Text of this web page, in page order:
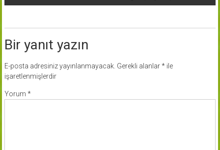
Bir yanıt yazın
E-posta adresiniz yayınlanmayacak. Gerekli alanlar*ile
işaretlenmişlerdir
Yorum *